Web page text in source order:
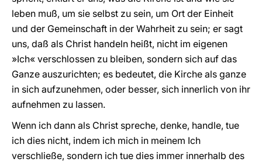
leben muß, um sie selbst zu sein, um Ort der Einheit
und der Gemeinschaft in der Wahrheit zu sein; er sagt
uns, daß als Christ handeln heißt, nicht im eigenen
»Ich« verschlossen zu bleiben, sondern sich auf das
Ganze auszurichten; es bedeutet, die Kirche als ganze
in sich aufzunehmen, oder besser, sich innerlich von ihr
aufnehmen zu lassen.
Wenn ich dann als Christ spreche, denke, handle, tue
ich dies nicht, indem ich mich in meinem Ich
verschließe, sondern ich tue dies immer innerhalb des